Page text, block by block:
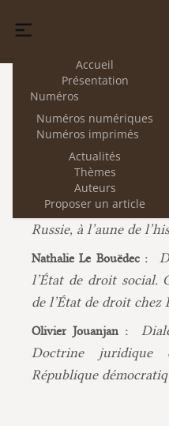
Accueil
Présentation
Numéros
Numéros numériques
Numéros imprimés
Actualités
Thèmes
Auteurs
Proposer un article
Les articles
socialiste et
Marie-Élisabeth
manifestation en
Russie, à l’aune de
Nathalie Le Bouëdec :
l’État de droit social.
de l’État de droit chez
Olivier Jouanjan :
Doctrine juridique
République